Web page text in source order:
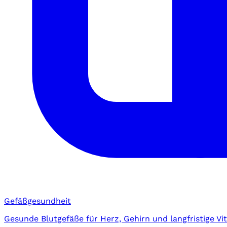
Gefäßgesundheit
Gesunde Blutgefäße für Herz, Gehirn und langfristige